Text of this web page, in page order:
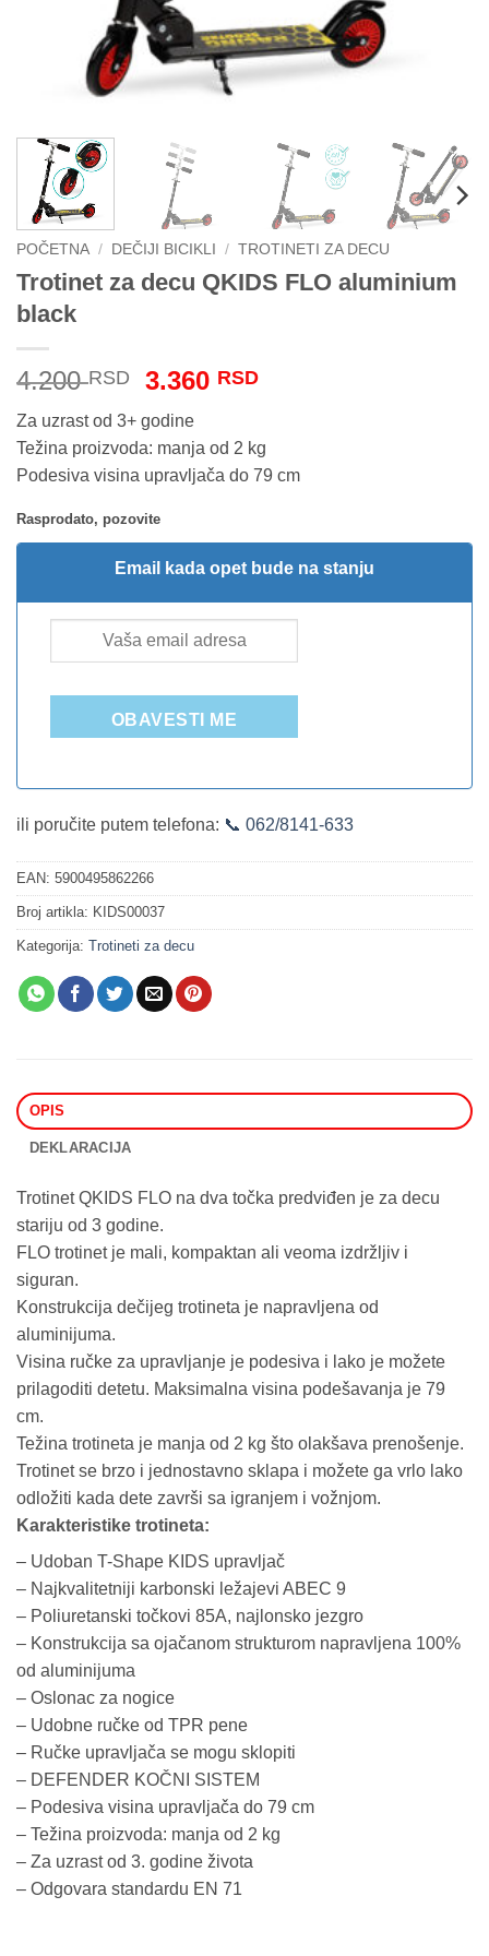
POČETNA / DEČIJI BICIKLI / TROTINETI ZA DECU
Trotinet za decu QKIDS FLO aluminium
black
4.200RSD
Originalna
je
bila:
4.200 RSD.
3.360 RSDTrenutna
3.360 RSD.
Za uzrast od 3+ godine
Težina proizvoda: manja od 2 kg
Podesiva visina upravljača do 79 cm
Rasprodato, pozovite
Email kada opet bude na stanju
OBAVESTI ME
ili poručite putem telefona: 📞 062/8141-633
EAN: 5900495862266
Broj artikla: KIDS00037
Kategorija: Trotineti za decu
OPIS
DEKLARACIJA
Trotinet QKIDS FLO na dva točka predviđen je za decu
stariju od 3 godine.
FLO trotinet je mali, kompaktan ali veoma izdržljiv i
siguran.
Konstrukcija dečijeg trotineta je napravljena od
aluminijuma.
Visina ručke za upravljanje je podesiva i lako je možete
prilagoditi detetu. Maksimalna visina podešavanja je 79
cm.
Težina trotineta je manja od 2 kg što olakšava prenošenje.
Trotinet se brzo i jednostavno sklapa i možete ga vrlo lako
odložiti kada dete završi sa igranjem i vožnjom.
Karakteristike trotineta:
– Udoban T-Shape KIDS upravljač
– Najkvalitetniji karbonski ležajevi ABEC 9
– Poliuretanski točkovi 85A, najlonsko jezgro
– Konstrukcija sa ojačanom strukturom napravljena 100%
od aluminijuma
– Oslonac za nogice
– Udobne ručke od TPR pene
– Ručke upravljača se mogu sklopiti
– DEFENDER KOČNI SISTEM
– Podesiva visina upravljača do 79 cm
– Težina proizvoda: manja od 2 kg
– Za uzrast od 3. godine života
– Odgovara standardu EN 71